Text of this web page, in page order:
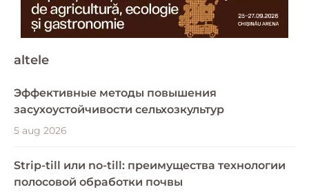
altele
Эффективные методы повышения
засухоустойчивости сельхозкультур
5 aug 2026
Strip-till или no-till: преимущества технологии
полосовой обработки почвы